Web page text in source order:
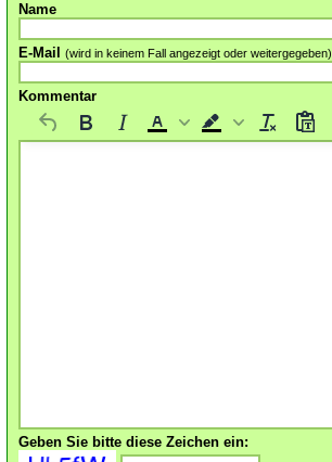
Name
E-Mail (wird in keinem Fall angezeigt oder weitergegeben)
Kommentar
Geben Sie bitte diese Zeichen ein: